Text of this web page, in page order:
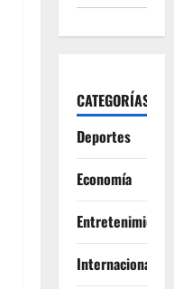
CATEGORÍAS
Deportes
Economía
Entretenimiento
Internacionales